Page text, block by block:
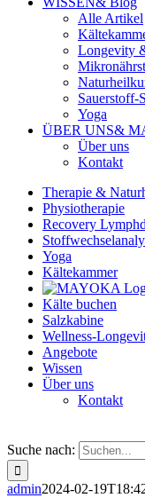
Alle Artikel
Longevity
Sauerstoff-
Yoga
ÜBER UNS&
Über uns
Kontakt
Therapie &
Physiotherapie
Recovery
Yoga
Kältekammer
Kälte buchen
Salzkabine
Wellness-
Angebote
Wissen
Über uns
Kontakt
Suche nach:
admin2024-02-